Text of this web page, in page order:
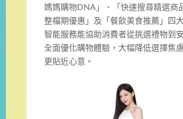
媽媽購物DNA」、「快速搜尋精選商
整檔期優惠」及「餐飲美食推薦」四
智能服務能協助消費者從挑選禮物到
全面優化購物體驗，大幅降低選擇焦
更貼近心意。